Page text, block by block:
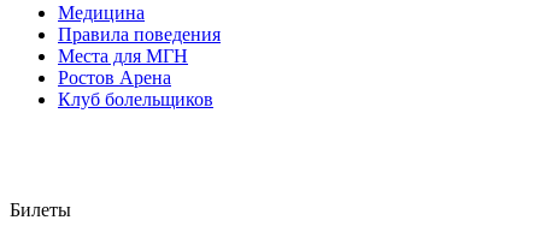
Медицина
Правила поведения
Места для МГН
Ростов Арена
Клуб болельщиков
Билеты